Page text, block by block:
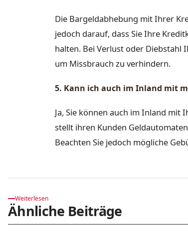
Die Bargeldabhebung mit Ihrer
jedoch darauf, dass Sie Ihre
halten. Bei Verlust oder Diebstahl
um Missbrauch zu verhindern.
5. Kann ich auch im Inland mit
Ja, Sie können auch im Inland mit
stellt ihren Kunden
Beachten Sie jedoch mögliche
Weiterlesen
Ähnliche Beiträge